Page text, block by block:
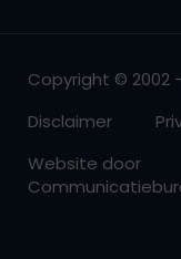
Copyright © 2002
Disclaimer
Website door